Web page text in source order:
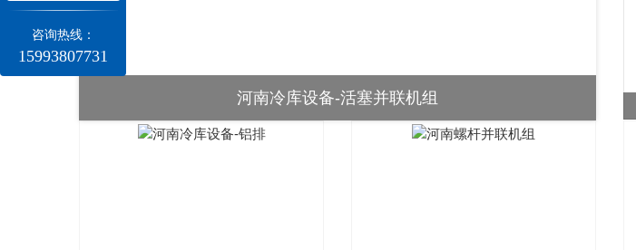
河南冷库设备-活塞并联机组
咨询热线：
15993807731